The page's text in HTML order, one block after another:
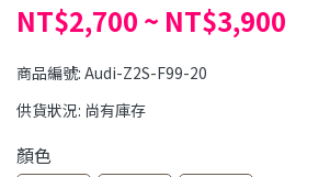
NT$2,700 ~ NT$3,900
商品編號: Audi-Z2S-F99-20
供貨狀況: 尚有庫存
顏色